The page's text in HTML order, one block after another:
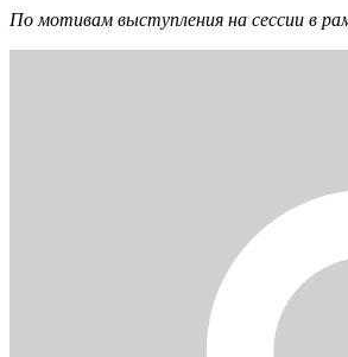
По мотивам выступления на сессии в